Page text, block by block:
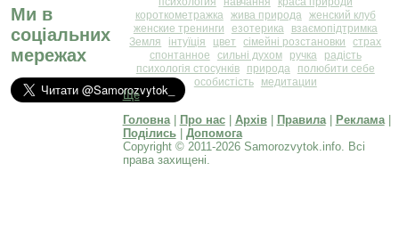
Ми в
соціальних
мережах
короткометражка жива природа женский клуб
женские тренинги
езотерика
взаємопідтримка
Земля
інтуїція цвет сімейні розстановки
страх
спонтанное
сильні духом ручка
радість
психологія стосунків
природа
полюбити себе
особистість
медитации
Ще
Головна| Про нас| Архів| Правила| Реклама|
Поділись| Допомога
Copyright © 2011-2026 Samorozvytok.info. Всі
права захищені.